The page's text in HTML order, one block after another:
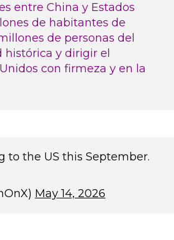
entre China y Estados
de habitantes de
de personas del
y dirigir el
con firmeza y en la
to the US this September.
May 14, 2026